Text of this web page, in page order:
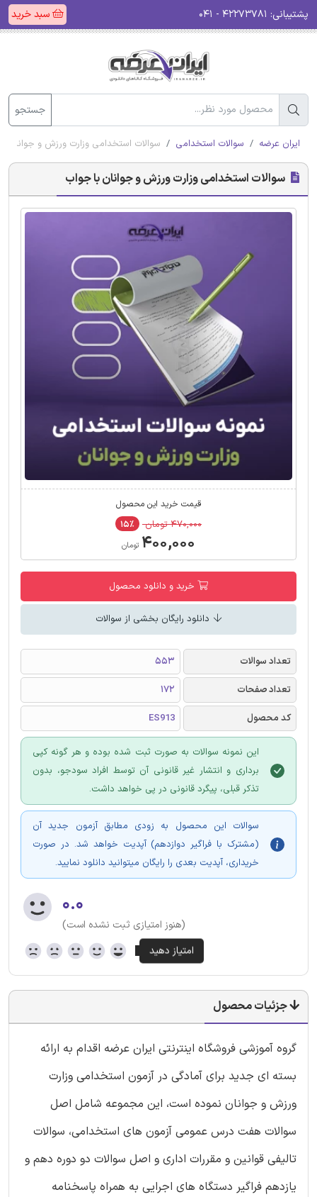
پشتیبانی: سبد خرید
جستجو
ایران عرضه سوالات استخدامی سوالات استخدامی وزارت ورزش و جوانان
سوالات استخدامی وزارت ورزش و جوانان با جواب
قیمت خرید این محصول
۴۷۰,۰۰۰ تومان ۱۵٪
۴۰۰,۰۰۰ تومان
خرید و دانلود محصول
دانلود رایگان بخشی از سوالات
تعداد سوالات
553
تعداد صفحات
172
کد محصول
ES913
این نمونه سوالات به صورت ثبت شده بوده و هر گونه کپی
برداری و انتشار غیر قانونی آن توسط افراد سودجو، بدون
تذکر قبلی، پیگرد قانونی در پی خواهد داشت.
سوالات این محصول به زودی مطابق آزمون جدید آن
(مشترک با فراگیر دوازدهم) آپدیت خواهد شد. در صورت
خریداری، آپدیت بعدی را رایگان میتوانید دانلود نمایید.
۰.۰
(هنوز امتیازی ثبت نشده است)
جزئیات محصول
گروه آموزشی فروشگاه اینترنتی ایران عرضه اقدام به ارائه
بسته ای جدید برای آمادگی در آزمون استخدامی وزارت
ورزش و جوانان نموده است، این مجموعه شامل اصل
سوالات هفت درس عمومی آزمون های استخدامی، سوالات
تالیفی قوانین و مقررات اداری و اصل سوالات دو دوره دهم و
یازدهم فراگیر دستگاه های اجرایی به همراه پاسخنامه